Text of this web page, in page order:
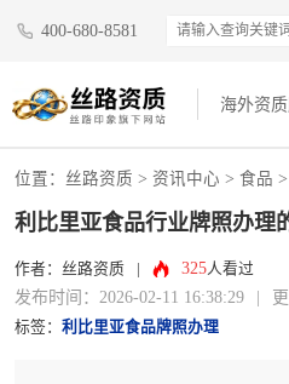
400-680-8581
海外资
位置： 丝路资质 > 资讯中心 > 食品
利比里亚食品行业牌照办理
作者：丝路资质 325人看过
发布时间：2026-02-11 16:38:29
标签： 利比里亚食品牌照办理